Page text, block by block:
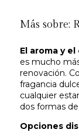
Más sobre:
El aroma y
es mucho
renovación.
fragancia
cualquier
dos formas
Opciones